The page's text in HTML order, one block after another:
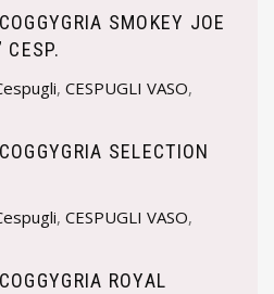
SMOKEY JOE
,CESPUGLI VASO,
SELECTION
,CESPUGLI VASO,
ROYAL